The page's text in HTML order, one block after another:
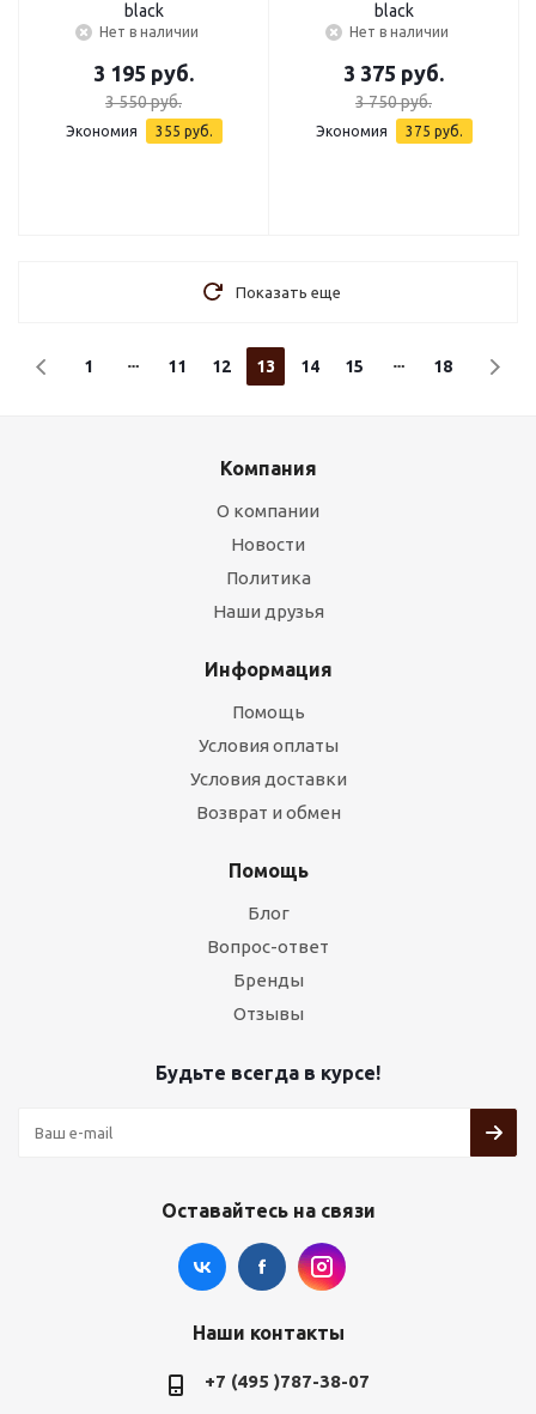
black
Нет в наличии
3 195 руб.
3 550руб.
Экономия 355 руб.
black
Нет в наличии
3 375 руб.
3 750руб.
Экономия 375 руб.
Показать еще
1 11 12 13 14 15 18
Компания
О компании
Новости
Политика
Наши друзья
Информация
Помощь
Условия оплаты
Условия доставки
Возврат и обмен
Помощь
Блог
Вопрос-ответ
Бренды
Отзывы
Будьте всегда в курсе!
Оставайтесь на связи
Наши контакты
+7 (495 )787-38-07